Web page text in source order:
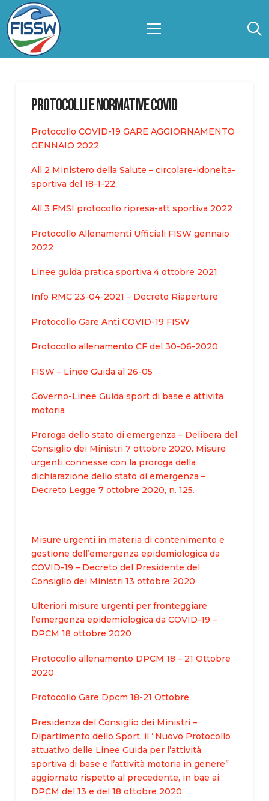
Protocolli e Normative Covid
Protocollo COVID-19 GARE AGGIORNAMENTO
GENNAIO 2022
All 2 Ministero della Salute – circolare-idoneita-
sportiva del 18-1-22
All 3 FMSI protocollo ripresa-att sportiva 2022
Protocollo Allenamenti Ufficiali FISW gennaio
2022
Linee guida pratica sportiva 4 ottobre 2021
Info RMC 23-04-2021 – Decreto Riaperture
Protocollo Gare Anti COVID-19 FISW
Protocollo allenamento CF del 30-06-2020
FISW – Linee Guida al 26-05
Governo-Linee Guida sport di base e attivita
motoria
Proroga dello stato di emergenza – Delibera del
Consiglio dei Ministri 7 ottobre 2020. Misure
urgenti connesse con la proroga della
dichiarazione dello stato di emergenza –
Decreto Legge 7 ottobre 2020, n. 125.
Misure urgenti in materia di contenimento e
gestione dell’emergenza epidemiologica da
COVID-19 – Decreto del Presidente del
Consiglio dei Ministri 13 ottobre 2020
Ulteriori misure urgenti per fronteggiare
l’emergenza epidemiologica da COVID-19 –
DPCM 18 ottobre 2020
Protocollo allenamento DPCM 18 – 21 Ottobre
2020
Protocollo Gare Dpcm 18-21 Ottobre
Presidenza del Consiglio dei Ministri –
Dipartimento dello Sport, il “Nuovo Protocollo
attuativo delle Linee Guida per l’attività
sportiva di base e l’attività motoria in genere”
aggiornato rispetto al precedente, in bae ai
DPCM del 13 e del 18 ottobre 2020.